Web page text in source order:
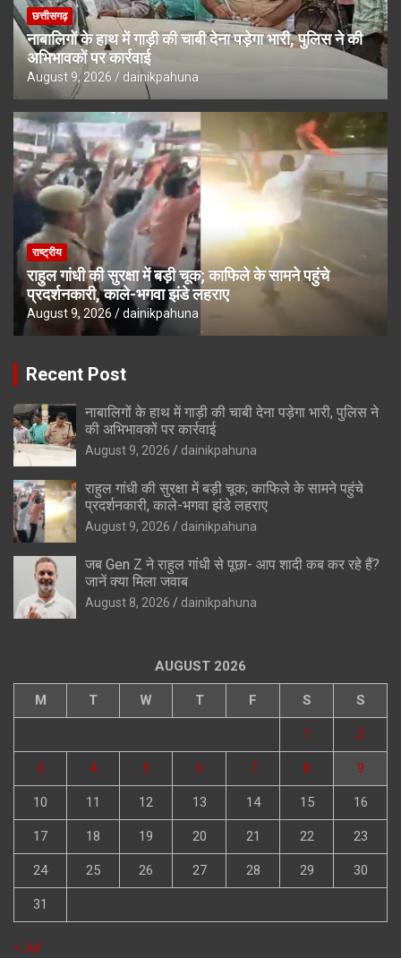
छत्तीसगढ़
नाबालिगों के हाथ में गाड़ी की चाबी देना पड़ेगा भारी, पुलिस ने की
अभिभावकों पर कार्रवाई
August 9, 2026 dainikpahuna
राष्ट्रीय
राहुल गांधी की सुरक्षा में बड़ी चूक; काफिले के सामने पहुंचे
प्रदर्शनकारी, काले-भगवा झंडे लहराए
August 9, 2026 dainikpahuna
Recent Post
नाबालिगों के हाथ में गाड़ी की चाबी देना पड़ेगा भारी, पुलिस ने
की अभिभावकों पर कार्रवाई
August 9, 2026 dainikpahuna
राहुल गांधी की सुरक्षा में बड़ी चूक; काफिले के सामने पहुंचे
प्रदर्शनकारी, काले-भगवा झंडे लहराए
August 9, 2026 dainikpahuna
जब Gen Z ने राहुल गांधी से पूछा- आप शादी कब कर रहे हैं?
जानें क्या मिला जवाब
August 8, 2026 dainikpahuna
AUGUST 2026
M T W T F S S
1 2
3 4 5 6 7 8 9
10 11 12 13 14 15 16
17 18 19 20 21 22 23
24 25 26 27 28 29 30
31
« Jul